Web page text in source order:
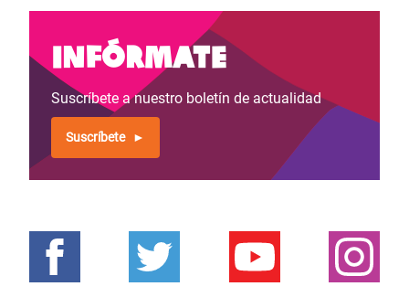
Infórmate
Suscríbete a nuestro boletín de actualidad
Suscríbete